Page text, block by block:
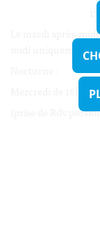
13h30 -
Le mardi après-
midi uniquement
Mercredi de
(prise de Rdv